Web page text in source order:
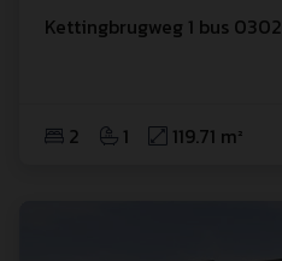
Kettingbrugweg 1 bus 0302
2 1 119.71 m²